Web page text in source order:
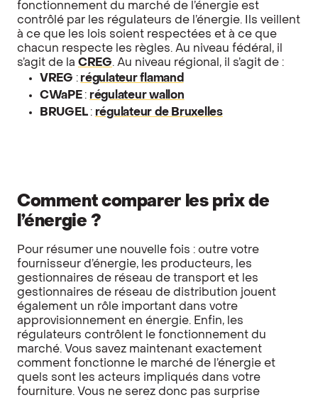
fonctionnement du marché de l’énergie est
contrôlé par les régulateurs de l’énergie. Ils veillent
à ce que les lois soient respectées et à ce que
chacun respecte les règles. Au niveau fédéral, il
s’agit de la CREG. Au niveau régional, il s’agit de :
VREG : régulateur flamand
CWaPE : régulateur wallon
BRUGEL : régulateur de Bruxelles
Comment comparer les prix de
l’énergie ?
Pour résumer une nouvelle fois : outre votre
fournisseur d’énergie, les producteurs, les
gestionnaires de réseau de transport et les
gestionnaires de réseau de distribution jouent
également un rôle important dans votre
approvisionnement en énergie. Enfin, les
régulateurs contrôlent le fonctionnement du
marché. Vous savez maintenant exactement
comment fonctionne le marché de l’énergie et
quels sont les acteurs impliqués dans votre
fourniture. Vous ne serez donc pas surprise